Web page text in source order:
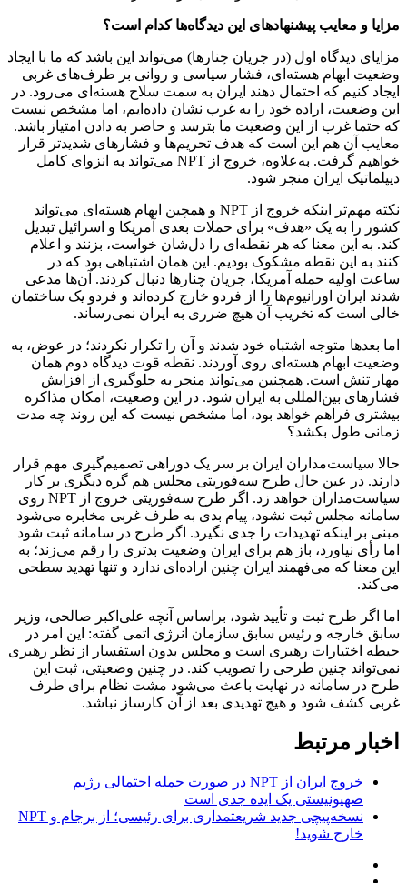
مزایا و معایب پیشنهادهای این دیدگاه‌ها کدام است؟
مزایای دیدگاه اول (در جریان چنارها) می‌تواند این باشد که ما با ایجاد
وضعیت ابهام هسته‌ای، فشار سیاسی و روانی بر طرف‌های غربی
ایجاد کنیم که احتمال دهند ایران به سمت سلاح هسته‌ای می‌رود. در
این وضعیت، اراده خود را به غرب نشان داده‌ایم، اما مشخص نیست
که حتما غرب از این وضعیت ما بترسد و حاضر به دادن امتیاز باشد.
معایب آن هم این است که هدف تحریم‌ها و فشارهای شدیدتر قرار
خواهیم گرفت. به‌علاوه، خروج از NPT می‌تواند به انزوای کامل
دیپلماتیک ایران منجر شود.
نکته مهم‌تر اینکه خروج از NPT و همچین ابهام هسته‌ای می‌تواند
کشور را به یک «هدف» برای حملات بعدی آمریکا و اسرائیل تبدیل
کند. به این معنا که هر نقطه‌ای را دل‌شان خواست، بزنند و اعلام
کنند به این نقطه مشکوک بودیم. این همان اشتباهی بود که در
ساعت اولیه حمله آمریکا، جریان چنارها دنبال کردند. آن‌ها مدعی
شدند ایران اورانیوم‌ها را از فردو خارج کرده‌اند و فردو یک ساختمان
خالی است که تخریب آن هیچ ضرری به ایران نمی‌رساند.
اما بعدها متوجه اشتباه خود شدند و آن را تکرار نکردند؛ در عوض، به
وضعیت ابهام هسته‌ای روی آوردند. نقطه قوت دیدگاه دوم همان
مهار تنش است. همچنین می‌تواند منجر به جلوگیری از افزایش
فشارهای بین‌المللی به ایران شود. در این وضعیت، امکان مذاکره
بیشتری فراهم خواهد بود، اما مشخص نیست که این روند چه مدت
زمانی طول بکشد؟
حالا سیاست‌مداران ایران بر سر یک دوراهی تصمیم‌گیری مهم قرار
دارند. در عین حال طرح سه‌فوریتی مجلس هم گره دیگری بر کار
سیاست‌مداران خواهد زد. اگر طرح سه‌فوریتی خروج از NPT روی
سامانه مجلس ثبت نشود، پیام بدی به طرف غربی مخابره می‌شود
مبنی بر اینکه تهدیدات را جدی نگیرد. اگر طرح در سامانه ثبت شود
اما رأی نیاورد، باز هم برای ایران وضعیت بدتری را رقم می‌زند؛ به
این معنا که می‌فهمند ایران چنین اراده‌ای ندارد و تنها تهدید سطحی
می‌کند.
اما اگر طرح ثبت و تأیید شود، براساس آنچه علی‌اکبر صالحی، وزیر
سابق خارجه و رئیس سابق سازمان انرژی اتمی گفته: این امر در
حیطه اختیارات رهبری است و مجلس بدون استفسار از نظر رهبری
نمی‌تواند چنین طرحی را تصویب کند. در چنین وضعیتی، ثبت این
طرح در سامانه در نهایت باعث می‌شود مشت نظام برای طرف
غربی کشف شود و هیچ تهدیدی بعد از آن کارساز نباشد.
اخبار مرتبط
خروج ایران از NPT در صورت حمله احتمالی رژیم
صهیونیستی یک ایده جدی است
نسخه‌پیچی جدید شریعتمداری برای رئیسی؛ از برجام و NPT
خارج شوید!